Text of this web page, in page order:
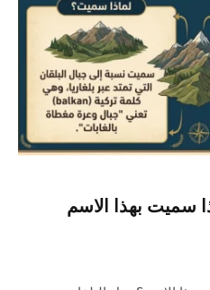
سميت بهذا الاسم